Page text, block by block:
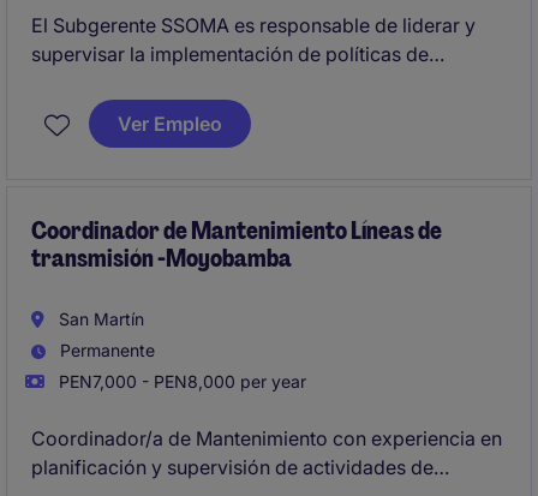
El Subgerente SSOMA es responsable de liderar y
supervisar la implementación de políticas de
garantizando el cumplimiento de normativas legales
y estándares internos en la operación. Se busca un
Ver Empleo
Coordinador de Mantenimiento Líneas de
transmisión -Moyobamba
San Martín
Permanente
PEN7,000 - PEN8,000 per year
Coordinador/a de Mantenimiento con experiencia en
planificación y supervisión de actividades de